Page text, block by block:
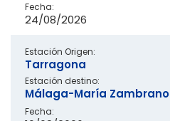
Fecha:
24/08/2026
Estación Origen:
Tarragona
Estación destino:
Málaga-María Zambrano
Fecha: